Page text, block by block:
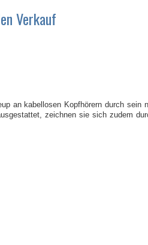
Verkauf
an kabellosen Kopfhörern durch
zeichnen sie sich zudem